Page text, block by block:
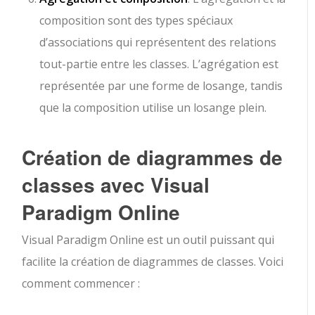
composition sont des types spéciaux
d’associations qui représentent des relations
tout-partie entre les classes. L’agrégation est
représentée par une forme de losange, tandis
que la composition utilise un losange plein.
Création de diagrammes de
classes avec Visual
Paradigm Online
Visual Paradigm Online est un outil puissant qui
facilite la création de diagrammes de classes. Voici
comment commencer :